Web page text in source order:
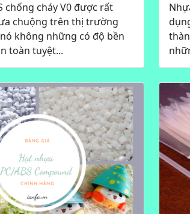
chống cháy V0 được rất
chuộng trên thị trường
không những có độ bền
toàn tuyệt...